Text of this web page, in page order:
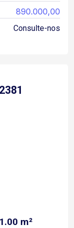
890.000,00
Consulte-nos
m²